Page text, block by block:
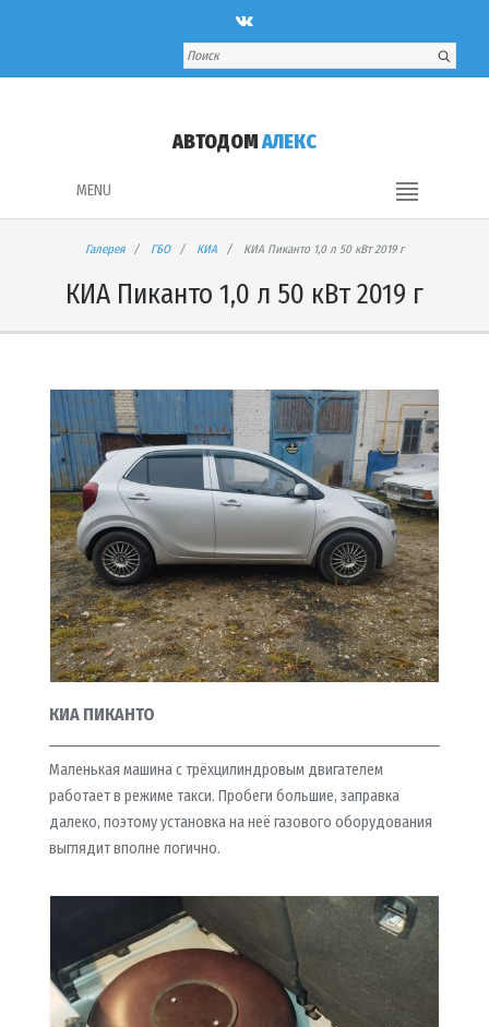
АВТОДОМАЛЕКС
MENU
Галерея ГБО КИА КИА Пиканто 1,0 л 50 кВт 2019 г
КИА Пиканто 1,0 л 50 кВт 2019 г
КИА ПИКАНТО
Маленькая машина с трёхцилиндровым двигателем
работает в режиме такси. Пробеги большие, заправка
далеко, поэтому установка на неё газового оборудования
выглядит вполне логично.